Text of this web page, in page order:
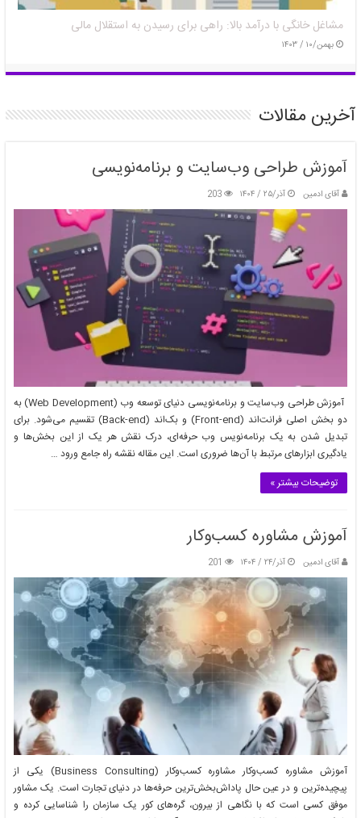
مشاغل خانگی با درآمد بالا: راهی برای رسیدن به استقلال مالی
بهمن/۱۰ / ۱۴۰۳
آموزش خوشنویسی و فروش آثار هنری: راهنمای جامع برای هنرمندان
بهمن/۱۰ / ۱۴۰۳
نقش هوش مصنوعی در شکل‌دهی به کسب‌وکارهای نوپا
چالش‌ها و فرصت‌های مشاغل خانگی در ایران
بهمن/۱۰ / ۱۴۰۳
آخرین مقالات
آموزش طراحی وب‌سایت و برنامه‌نویسی
آقای ادمین آذر/۲۵ / ۱۴۰۴ 203
آموزش طراحی وب‌سایت و برنامه‌نویسی دنیای توسعه وب (Web Development) به
دو بخش اصلی فرانت‌اند (Front-end) و بک‌اند (Back-end) تقسیم می‌شود. برای
تبدیل شدن به یک برنامه‌نویس وب حرفه‌ای، درک نقش هر یک از این بخش‌ها و
یادگیری ابزارهای مرتبط با آن‌ها ضروری است. این مقاله نقشه راه جامع ورود …
توضیحات بیشتر »
آموزش مشاوره کسب‌وکار
آقای ادمین آذر/۲۴ / ۱۴۰۴ 201
آموزش مشاوره کسب‌وکار مشاوره کسب‌وکار (Business Consulting) یکی از
پیچیده‌ترین و در عین حال پاداش‌بخش‌ترین حرفه‌ها در دنیای تجارت است. یک مشاور
موفق کسی است که با نگاهی از بیرون، گره‌های کور یک سازمان را شناسایی کرده و